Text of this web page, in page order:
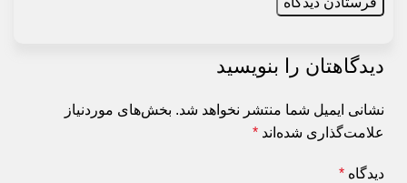
دیدگاهتان را بنویسید
نشانی ایمیل شما منتشر نخواهد شد. بخش‌های موردنیاز
علامت‌گذاری شده‌اند *
دیدگاه *